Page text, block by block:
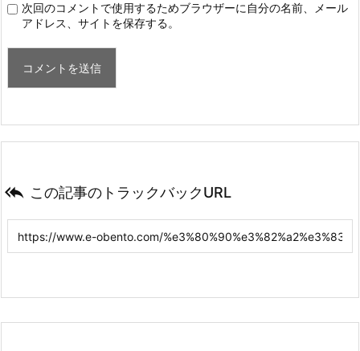
次回のコメントで使用するためブラウザーに自分の名前、メール
アドレス、サイトを保存する。
 この記事のトラックバックURL